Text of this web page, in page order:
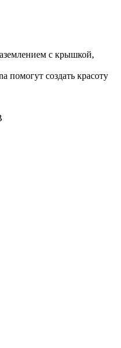
с крышкой,
помогут создать красоту